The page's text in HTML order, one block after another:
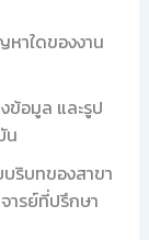
าใดของงาน
ข้อมูล และรูป
น
บริบทของสาขา
ารย์ที่ปรึกษา